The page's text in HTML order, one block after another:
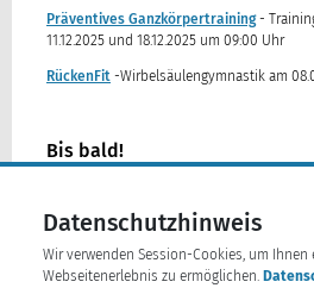
Datenschutzhinweis
Wir verwenden Session-Cookies, um Ihnen
Webseitenerlebnis zu ermöglichen.
Präventives Ganzkörpertraining-
11.12.2025 und 18.12.2025 um 09:00 Uhr
RückenFit -Wirbelsäulengymnastik am
Bis bald!